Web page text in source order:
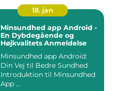
18. jan
Minsundhed app Android -
En Dybdegående og
Højkvalitets Anmeldelse
Minsundhed app Android:
Din Vej til Bedre Sundhed
Introduktion til Minsundhed
App ...